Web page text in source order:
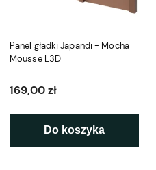
Panel gładki Japandi - Mocha
Mousse L3D
169,00 zł
Do koszyka